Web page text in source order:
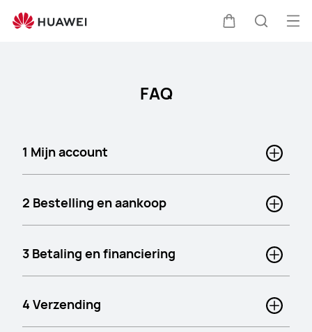
FAQ
1 Mijn account
2 Bestelling en aankoop
3 Betaling en financiering
4 Verzending